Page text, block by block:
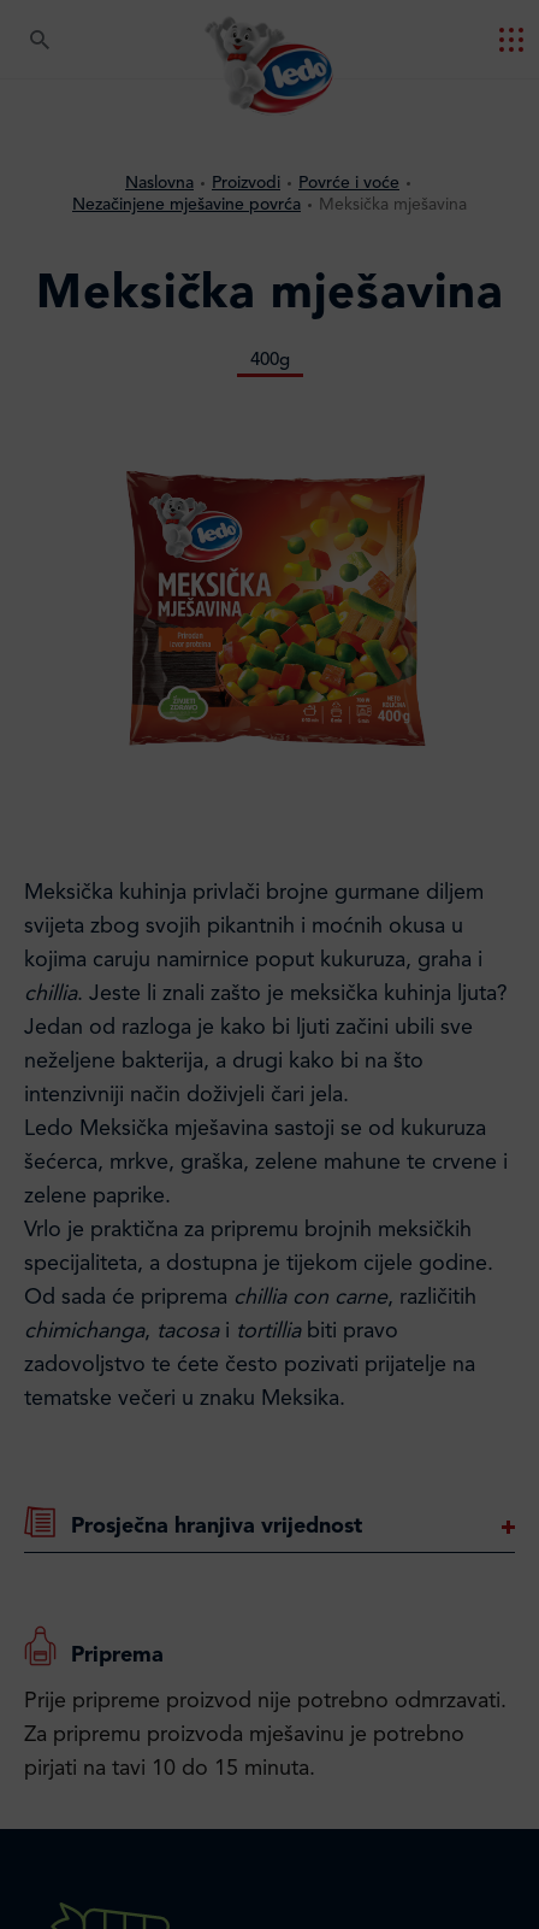
Naslovna Proizvodi
Povrće i voće
Nezačinjene mješavine povrća
Meksička mješavina
Meksička mješavina
400g
Meksička kuhinja privlači brojne gurmane diljem
svijeta zbog svojih pikantnih i moćnih okusa u
kojima caruju namirnice poput kukuruza, graha i
chillia. Jeste li znali zašto je meksička kuhinja ljuta?
Jedan od razloga je kako bi ljuti začini ubili sve
neželjene bakterija, a drugi kako bi na što
intenzivniji način doživjeli čari jela.
Ledo Meksička mješavina sastoji se od kukuruza
šećerca, mrkve, graška, zelene mahune te crvene i
zelene paprike.
Vrlo je praktična za pripremu brojnih meksičkih
specijaliteta, a dostupna je tijekom cijele godine.
Od sada će priprema chillia con carne, različitih
chimichanga, tacosai tortilliabiti pravo
zadovoljstvo te ćete često pozivati prijatelje na
tematske večeri u znaku Meksika.
Prosječna hranjiva vrijednost
Priprema
Prije pripreme proizvod nije potrebno odmrzavati.
Za pripremu proizvoda mješavinu je potrebno
pirjati na tavi 10 do 15 minuta.